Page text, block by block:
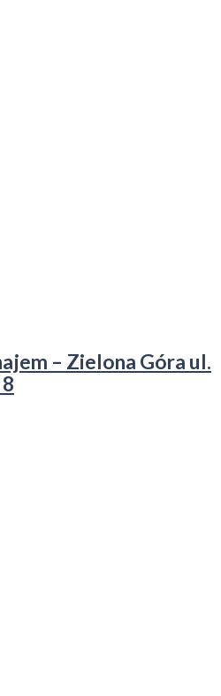
– Zielona Góra ul.